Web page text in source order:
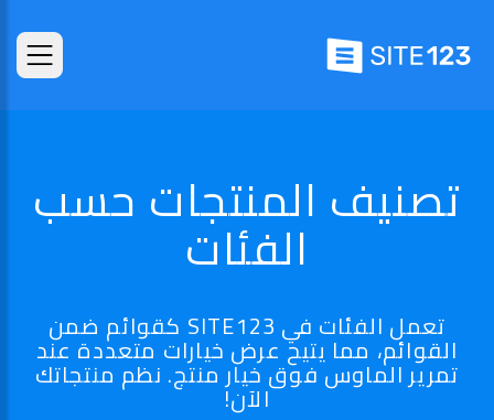
تصنيف المنتجات حسب
الفئات
تعمل الفئات في SITE123 كقوائم ضمن
القوائم، مما يتيح عرض خيارات متعددة عند
تمرير الماوس فوق خيار منتج. نظم منتجاتك
الآن!